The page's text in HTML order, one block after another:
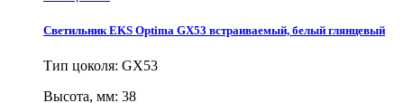
Светильник EKS Optima GX53 встраиваемый, белый глянцевый
Тип цоколя: GX53
Высота, мм: 38